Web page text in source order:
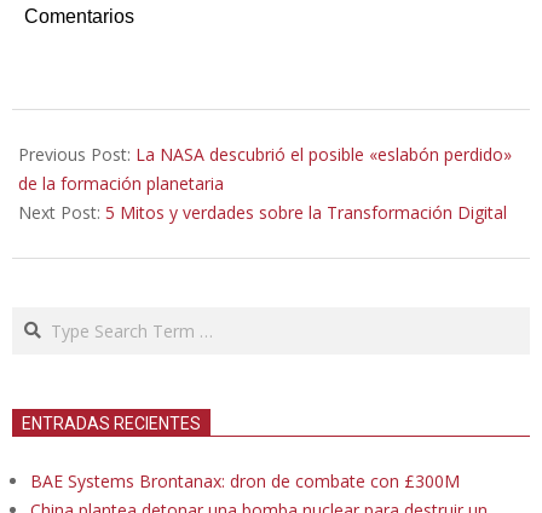
Comentarios
08-
06
Previous Post: La NASA descubrió el posible «eslabón perdido»
de la formación planetaria
Next Post: 5 Mitos y verdades sobre la Transformación Digital
Search
ENTRADAS RECIENTES
BAE Systems Brontanax: dron de combate con £300M